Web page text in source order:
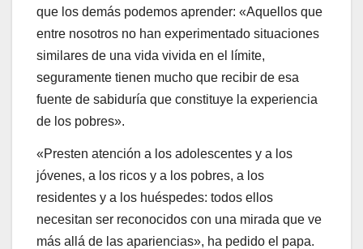
que los demás podemos aprender: «Aquellos que
entre nosotros no han experimentado situaciones
similares de una vida vivida en el límite,
seguramente tienen mucho que recibir de esa
fuente de sabiduría que constituye la experiencia
de los pobres».
«Presten atención a los adolescentes y a los
jóvenes, a los ricos y a los pobres, a los
residentes y a los huéspedes: todos ellos
necesitan ser reconocidos con una mirada que ve
más allá de las apariencias», ha pedido el papa.